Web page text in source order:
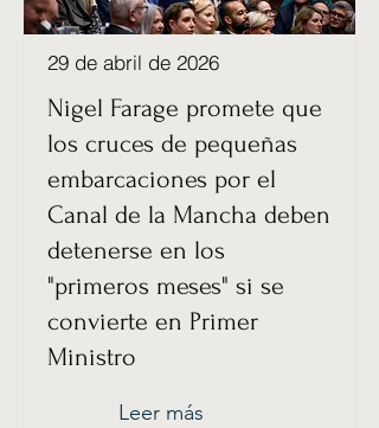
29 de abril de 2026
Nigel Farage promete que
los cruces de pequeñas
embarcaciones por el
Canal de la Mancha deben
detenerse en los
"primeros meses" si se
convierte en Primer
Ministro
Leer más